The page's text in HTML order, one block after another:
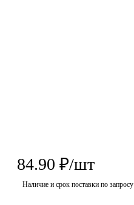
84.90 ₽/шт
Наличие и срок поставки по запросу